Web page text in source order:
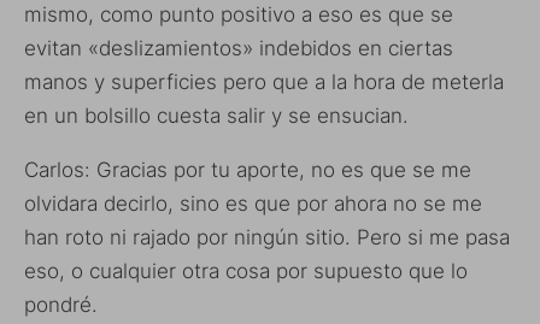
mismo, como punto positivo a eso es que se
evitan «deslizamientos» indebidos en ciertas
manos y superficies pero que a la hora de meterla
en un bolsillo cuesta salir y se ensucian.
Carlos: Gracias por tu aporte, no es que se me
olvidara decirlo, sino es que por ahora no se me
han roto ni rajado por ningún sitio. Pero si me pasa
eso, o cualquier otra cosa por supuesto que lo
pondré.